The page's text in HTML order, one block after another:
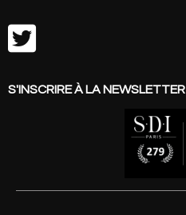

S'INSCRIRE À LA NEWSLETTER